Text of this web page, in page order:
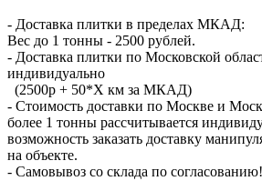
- Доставка плитки в пределах МКАД:
Вес до 1 тонны - 2500 рублей.
- Доставка плитки по Московской
индивидуально
(2500р + 50*X км за МКАД)
- Стоимость доставки по Москве и
более 1 тонны рассчитывается
возможность заказать доставку
на объекте.
- Самовывоз со склада по согласованию!